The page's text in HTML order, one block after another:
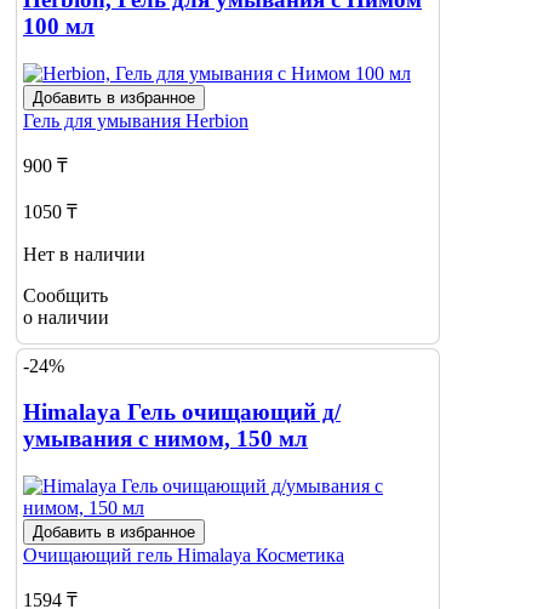
100 мл
Добавить в избранное
Гель для умывания Herbion
900 ₸
1050 ₸
Нет в наличии
Сообщить
о наличии
-24%
Himalaya Гель очищающий д/
умывания с нимом, 150 мл
Добавить в избранное
Очищающий гель Himalaya Косметика
1594 ₸